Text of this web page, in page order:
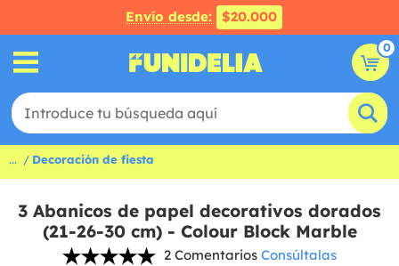
Envío desde: $20.000
0
... Decoración de fiesta
3 Abanicos de papel decorativos dorados
(21-26-30 cm) - Colour Block Marble
2 Comentarios Consúltalas